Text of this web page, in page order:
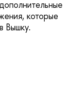
которые
Вышку.